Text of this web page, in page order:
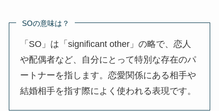
SOの意味は？
「SO」は「significant other」の略で、恋人
や配偶者など、自分にとって特別な存在のパ
ートナーを指します。恋愛関係にある相手や
結婚相手を指す際によく使われる表現です。